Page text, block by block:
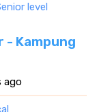
level
- Kampung
ago